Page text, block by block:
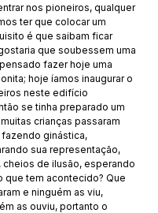
nos pioneiros, qualquer
ter que colocar um
é que saibam ficar
que soubessem uma
fazer hoje uma
hoje íamos inaugurar o
neste edifício
se tinha preparado um
crianças passaram
ginástica,
sua representação,
de ilusão, esperando
que tem acontecido? Que
e ninguém as viu,
as ouviu, portanto o